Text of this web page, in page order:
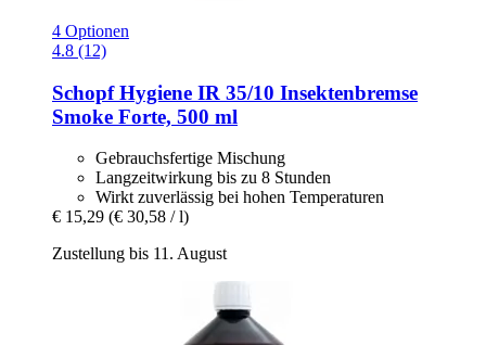
4 Optionen
4.8 (12)
Schopf Hygiene IR 35/10 Insektenbremse
Smoke Forte, 500 ml
Gebrauchsfertige Mischung
Langzeitwirkung bis zu 8 Stunden
Wirkt zuverlässig bei hohen Temperaturen
€ 15,29 (€ 30,58 / l)
Zustellung bis 11. August